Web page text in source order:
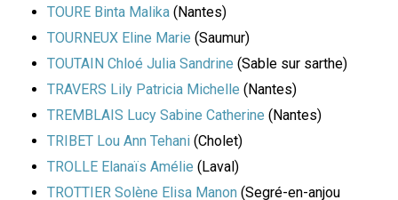
TOURE Binta Malika (Nantes)
TOURNEUX Eline Marie (Saumur)
TOUTAIN Chloé Julia Sandrine (Sable sur sarthe)
TRAVERS Lily Patricia Michelle (Nantes)
TREMBLAIS Lucy Sabine Catherine (Nantes)
TRIBET Lou Ann Tehani (Cholet)
TROLLE Elanaïs Amélie (Laval)
TROTTIER Solène Elisa Manon (Segré-en-anjou